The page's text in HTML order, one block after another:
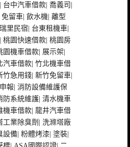
台中汽車借款 |喬義司
免留車 |飲水機 |離型
瑞里民宿 台東租機車
|桃園快速借款 |桃園房
園機車借款 展示架
汽車借款 |竹北機車借
竹急用錢 |新竹免留車
報 |消防設備維護保
防系統維護 |清水機車
機車借款 |龍井汽車借
工業除臭劑
洗滌塔廠
設備 |粉體烤漆 |塗裝